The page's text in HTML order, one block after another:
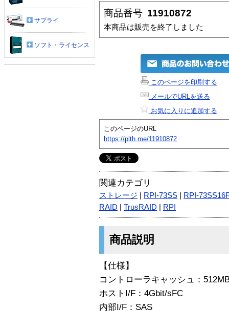
商品番号 11910872
本商品は販売を終了しました
このページを印刷する
メールでURLを送る
お気に入りに追加する
このページのURL
https://plth.me/11910872
関連カテゴリ
ストレージ RPI-73SS
RPI-
RAID
TrusRAID RPI
商品説明
【仕様】
コントローラキャッシュ：
ホストI/F：4Gbit/sFC
内部I/F：SAS
サプライ
ソフト・ライセンス